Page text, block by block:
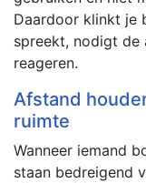
Daardoor klinkt je
spreekt, nodigt de
reageren.
Afstand
ruimte
Wanneer iemand
staan bedreigend